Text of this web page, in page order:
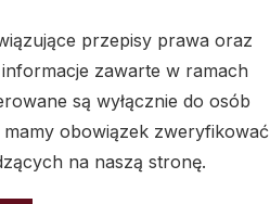
przepisy prawa oraz
zawarte w ramach
są wyłącznie do osób
mamy obowiązek zweryfikować
na naszą stronę.